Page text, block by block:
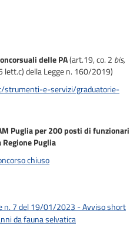
delle PA(art.19, co. 2 bis,
lett.c) della Legge n. 160/2019)
strumenti-e-servizi/graduatorie-
Puglia per 200 posti di funzionari
Puglia
chiuso
n. 7 del 19/01/2023 - Avviso short
da fauna selvatica